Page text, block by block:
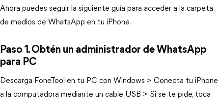
Ahora puedes seguir la siguiente guía para acceder a la carpeta
de medios de WhatsApp en tu iPhone.
Paso 1. Obtén un administrador de WhatsApp
para PC
Descarga FoneTool en tu PC con Windows > Conecta tu iPhone
a la computadora mediante un cable USB > Si se te pide, toca